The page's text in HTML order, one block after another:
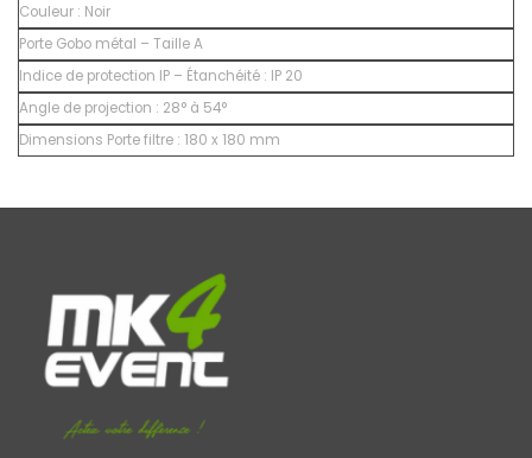
Couleur : Noir
Porte Gobo métal – Taille A
Indice de protection IP – Étanchéité : IP 20
Angle de projection : 28° à 54°
Dimensions Porte filtre : 180 x 180 mm